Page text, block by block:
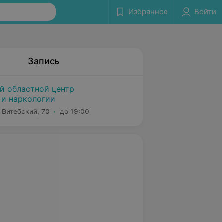
Избранное Войти
Запись
областной центр
наркологии
70 до 19:00